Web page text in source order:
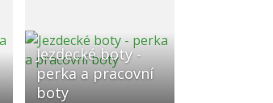
Jezdecké boty -
perka a pracovní
boty